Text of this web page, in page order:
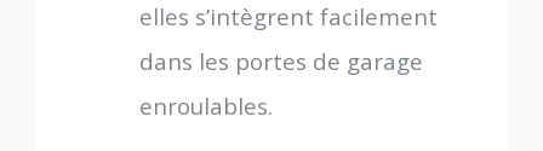
elles s’intègrent facilement
dans les portes de garage
enroulables.